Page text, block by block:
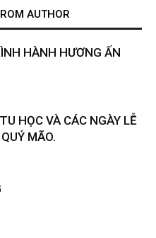
AUTHOR
HÀNH HƯƠNG ẤN
HỌC VÀ CÁC NGÀY LỄ
MÃO.